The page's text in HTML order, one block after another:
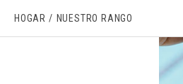
HOGAR NUESTRO RANGO